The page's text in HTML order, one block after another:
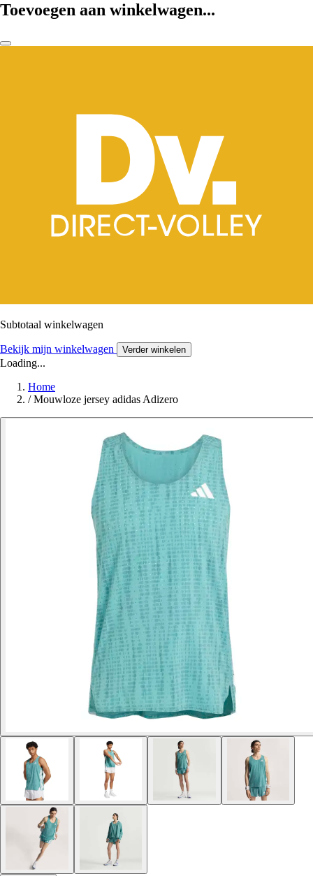
Toevoegen aan winkelwagen...
Subtotaal winkelwagen
Bekijk mijn winkelwagen Verder winkelen
Loading...
Home
/ Mouwloze jersey adidas Adizero